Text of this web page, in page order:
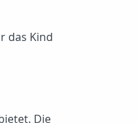
das Kind
Die